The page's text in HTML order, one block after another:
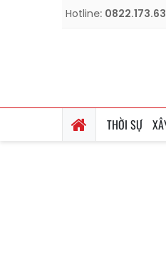
Hotline:
THỜI SỰ